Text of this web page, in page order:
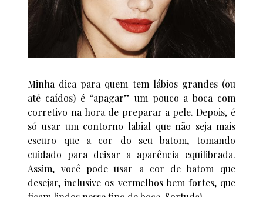
Minha dica para quem tem lábios grandes (ou
até caídos) é “apagar” um pouco a boca com
corretivo na hora de preparar a pele. Depois, é
só usar um contorno labial que não seja mais
escuro que a cor do seu batom, tomando
cuidado para deixar a aparência equilibrada.
Assim, você pode usar a cor de batom que
desejar, inclusive os vermelhos bem fortes, que